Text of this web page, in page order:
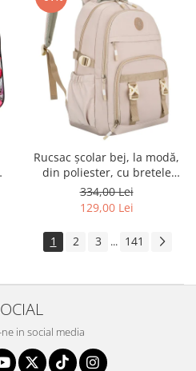
Rucsac școlar bej, la modă,
din poliester, cu bretele
reglabile - Peterson PTR-PTN
8594-1389 BEIGE
334,00 Lei
129,00 Lei
1 2 3 ... 141
in social media